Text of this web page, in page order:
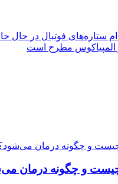
ستاره‌های فوتبال در حال
المپیاکوس مطرح است
چیست و چگونه درمان